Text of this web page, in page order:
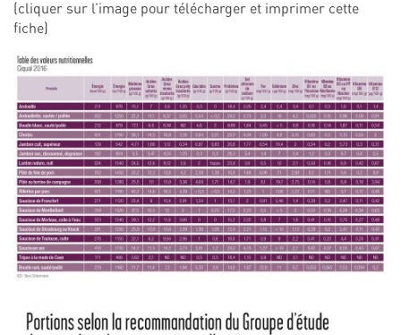
(cliquer sur l’image pour télécharger et imprimer cette
fiche)